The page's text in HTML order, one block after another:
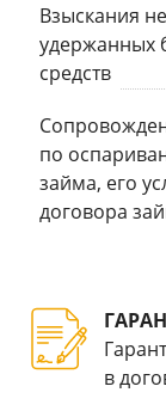
Взыскания
удержанных
средств
по
займа, его
договора
в